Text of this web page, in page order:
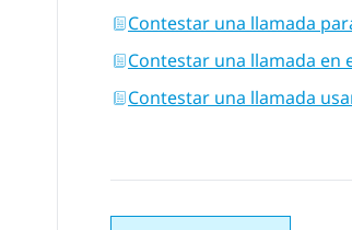
Contestar una llamada
Contestar una llamada en
Contestar una llamada